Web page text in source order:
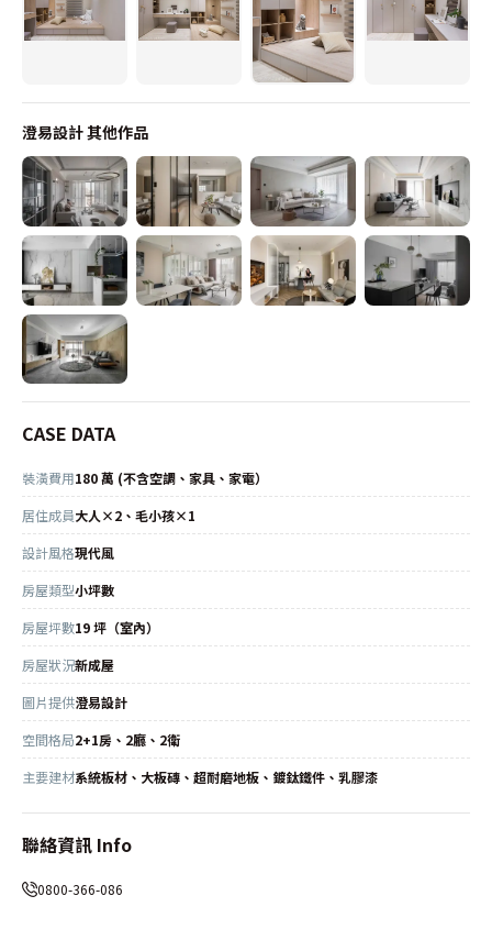
澄易設計其他作品
CASE DATA
裝潢費用180 萬 (不含空調、家具、家電）
居住成員大人×2、毛小孩×1
設計風格現代風
房屋類型小坪數
房屋坪數19 坪（室內）
房屋狀況新成屋
圖片提供澄易設計
空間格局2+1房、2廳、2衛
主要建材系統板材、大板磚、超耐磨地板、鍍鈦鐵件、乳膠漆
聯絡資訊 Info
0800-366-086